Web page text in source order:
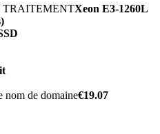
TRAITEMENTXeon E3-1260L
nom de domaine€19.07